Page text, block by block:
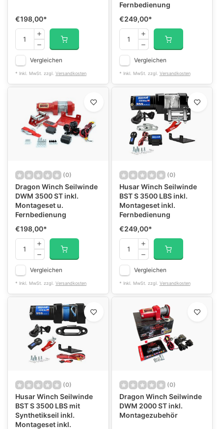
€198,00*
Vergleichen
* Inkl. MwSt. zzgl. Versandkosten
Fernbedienung
€249,00*
Vergleichen
* Inkl. MwSt. zzgl. Versandkosten
(0)
Dragon Winch Seilwinde
DWM 3500 ST inkl.
Montageset u.
Fernbedienung
€198,00*
Vergleichen
* Inkl. MwSt. zzgl. Versandkosten
(0)
Husar Winch Seilwinde
BST S 3500 LBS inkl.
Montageset inkl.
Fernbedienung
€249,00*
Vergleichen
* Inkl. MwSt. zzgl. Versandkosten
(0)
Husar Winch Seilwinde
BST S 3500 LBS mit
Synthetikseil inkl.
Montageset inkl.
(0)
Dragon Winch Seilwinde
DWM 2000 ST inkl.
Montagezubehör